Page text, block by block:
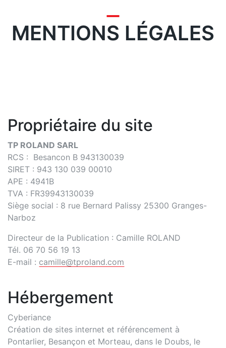
MENTIONS LÉGALES
Propriétaire du site
TP ROLAND SARL
RCS : Besancon B 943130039
SIRET : 943 130 039 00010
APE : 4941B
TVA : FR39943130039
Siège social : 8 rue Bernard Palissy 25300 Granges-
Narboz
Directeur de la Publication : Camille ROLAND
Tél. 06 70 56 19 13
E-mail : camille@tproland.com
Hébergement
Cyberiance
Création de sites internet et référencement à
Pontarlier, Besançon et Morteau, dans le Doubs, le